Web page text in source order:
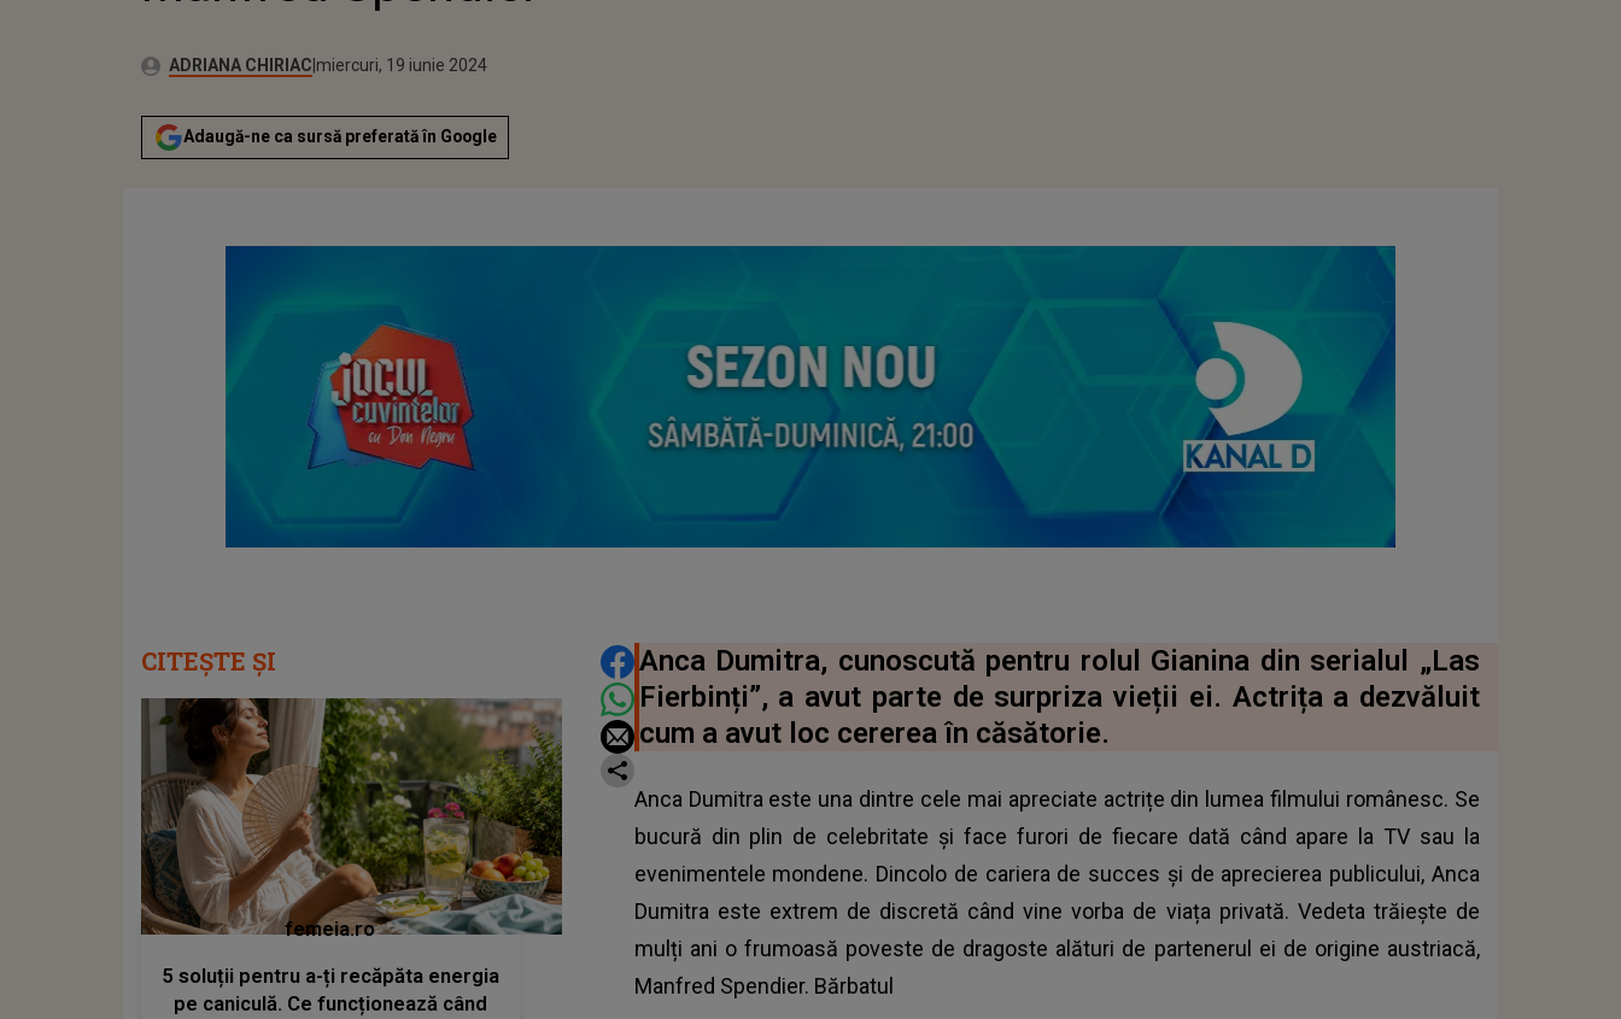
Autor:ADRIANA CHIRIACPublicat:
luni, 19 iunie 2023
Actualizat:
miercuri, 19 iunie 2024
Adaugă-ne ca sursă preferată în Google
DISTRIBUIE ARTICOLUL
Anca Dumitra, cunoscută pentru rolul Gianina din serialul „Las
Fierbinți”, a avut parte de surpriza vieții ei. Actrița a dezvăluit
cum a avut loc cererea în căsătorie.
Anca Dumitra este una dintre cele mai apreciate actrițe din lumea filmului românesc. Se
bucură din plin de celebritate și face furori de fiecare dată când apare la TV sau la
evenimentele mondene. Dincolo de cariera de succes și de aprecierea publicului, Anca
Dumitra este extrem de discretă când vine vorba de viața privată. Vedeta trăiește de
mulți ani o frumoasă poveste de dragoste alături de partenerul ei de origine austriacă,
Manfred Spendier. Bărbatul
CITEȘTE ȘI
femeia.ro
5 soluții pentru a-ți recăpăta energia
pe caniculă. Ce funcționează când